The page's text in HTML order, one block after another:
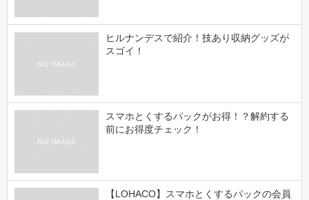
ヒルナンデスで紹介！技あり収納グッズが
スゴイ！
スマホとくするパックがお得！？解約する
前にお得度チェック！
【LOHACO】スマホとくするパックの会員